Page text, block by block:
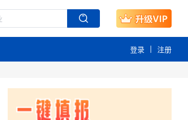
登录 注册